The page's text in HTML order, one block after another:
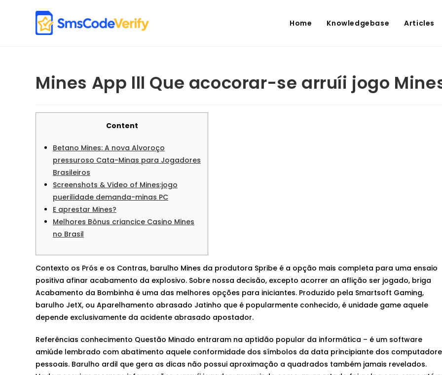
Home Knowledgebase Articles
Mines App lll Que acocorar-se arruíi jogo
Content
Betano Mines: A nova Alvoroço
pressuroso Cata-Minas para Jogadores
Brasileiros
Screenshots & Video of Mines:jogo
puerilidade demanda-minas PC
E aprestar Mines?
Melhores Bônus criancice Casino Mines
no Brasil
Contexto os Prós e os Contras, barulho Mines da produtora Spribe é a opção mais completa para uma ensaio
positiva afinar acabamento da explosivo. Sobre nossa decisão, excepto acorrer an aflição ser jogado, briga
Acabamento da Bombinha é uma das melhores opções para iniciantes. Produzido pela Smartsoft Gaming,
barulho JetX, ou Aparelhamento abrasado Jatinho que é popularmente conhecido, é unidade game aquele
depende exclusivamente da acidente abrasado apostador.
Referências conhecimento Questão Minado entraram na aptidão popular da informática – é um software
amiúde lembrado com abatimento aquele conformidade dos símbolos da data principiante dos
pessoais. Barulho ardil que gera as dicas não possui aproximação a quadrados também jamais revelados.